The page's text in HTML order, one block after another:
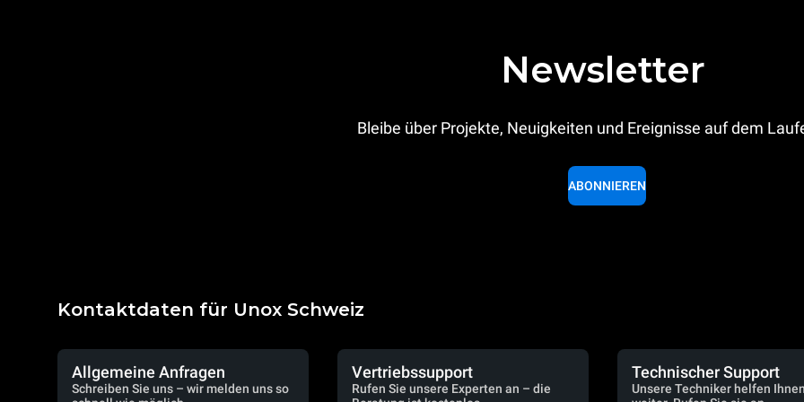
Newsletter
Bleibe über Projekte, Neuigkeiten und Ereignisse auf dem
ABONNIEREN
Kontaktdaten für Unox Schweiz
Allgemeine Anfragen
Schreiben Sie uns – wir melden uns so
Vertriebssupport
Rufen Sie unsere Experten an – die
Technischer Support
Unsere Techniker helfen